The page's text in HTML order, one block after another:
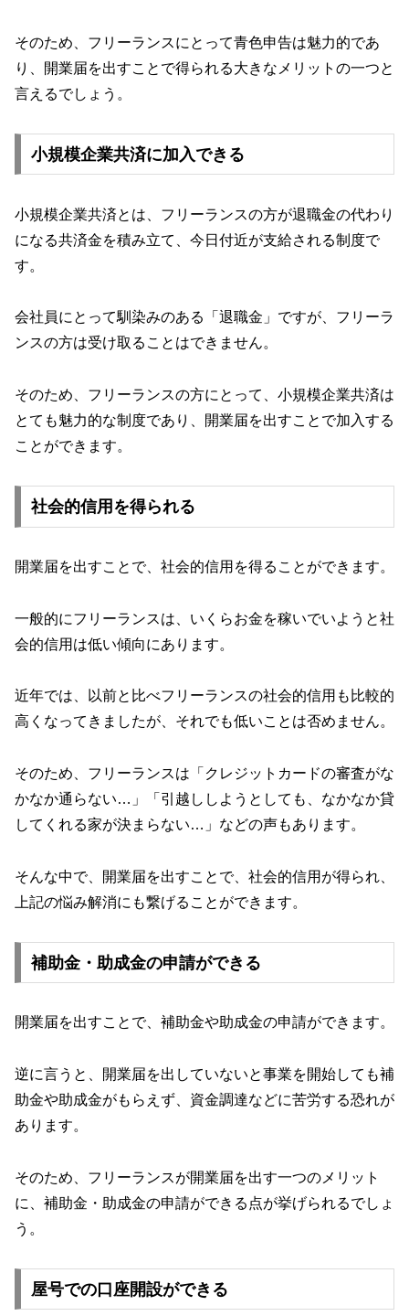
そのため、フリーランスにとって青色申告は魅力的であ
り、開業届を出すことで得られる大きなメリットの一つと
言えるでしょう。
小規模企業共済に加入できる
小規模企業共済とは、フリーランスの方が退職金の代わり
になる共済金を積み立て、今日付近が支給される制度で
す。
会社員にとって馴染みのある「退職金」ですが、フリーラ
ンスの方は受け取ることはできません。
そのため、フリーランスの方にとって、小規模企業共済は
とても魅力的な制度であり、開業届を出すことで加入する
ことができます。
社会的信用を得られる
開業届を出すことで、社会的信用を得ることができます。
一般的にフリーランスは、いくらお金を稼いでいようと社
会的信用は低い傾向にあります。
近年では、以前と比べフリーランスの社会的信用も比較的
高くなってきましたが、それでも低いことは否めません。
そのため、フリーランスは「クレジットカードの審査がな
かなか通らない…」「引越ししようとしても、なかなか貸
してくれる家が決まらない…」などの声もあります。
そんな中で、開業届を出すことで、社会的信用が得られ、
上記の悩み解消にも繋げることができます。
補助金・助成金の申請ができる
開業届を出すことで、補助金や助成金の申請ができます。
逆に言うと、開業届を出していないと事業を開始しても補
助金や助成金がもらえず、資金調達などに苦労する恐れが
あります。
そのため、フリーランスが開業届を出す一つのメリット
に、補助金・助成金の申請ができる点が挙げられるでしょ
う。
屋号での口座開設ができる